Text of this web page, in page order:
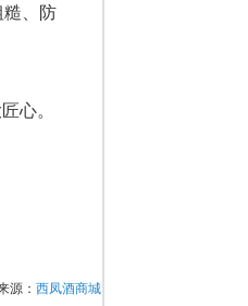
糙、防
心。
源： 西凤酒商城